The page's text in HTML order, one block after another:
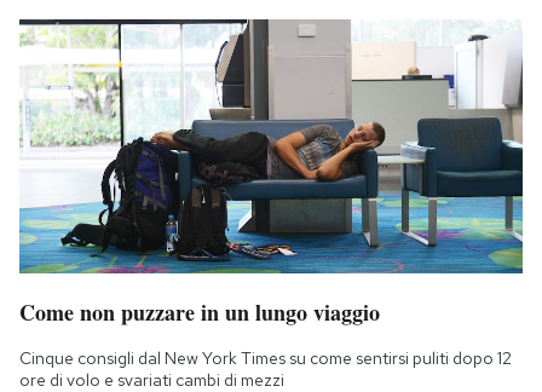
Come non puzzare in un lungo viaggio
Cinque consigli dal New York Times su come sentirsi puliti dopo 12
ore di volo e svariati cambi di mezzi